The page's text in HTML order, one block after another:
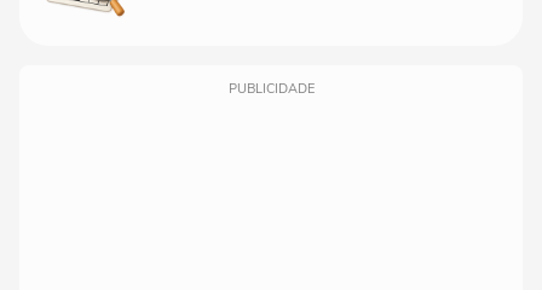
PUBLICIDADE